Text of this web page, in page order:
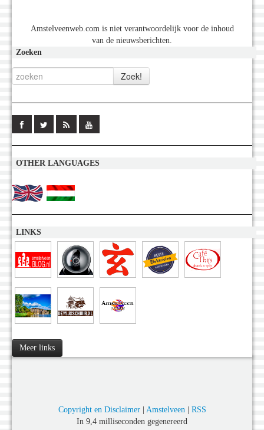
Amstelveenweb.com is niet verantwoordelijk voor de inhoud
van de nieuwsberichten.
Zoeken
OTHER LANGUAGES
LINKS
Meer links
Copyright en Disclaimer| Amstelveen| RSS
In 9,4 milliseconden gegenereerd